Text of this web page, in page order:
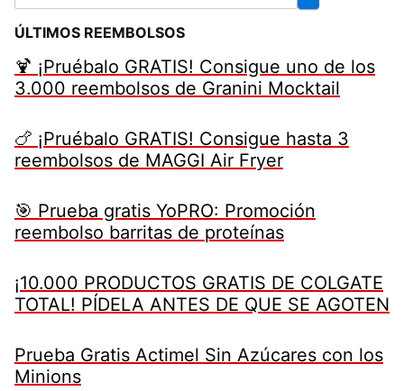
ÚLTIMOS REEMBOLSOS
🍹 ¡Pruébalo GRATIS! Consigue uno de los
3.000 reembolsos de Granini Mocktail
🍗 ¡Pruébalo GRATIS! Consigue hasta 3
reembolsos de MAGGI Air Fryer
🎯 Prueba gratis YoPRO: Promoción
reembolso barritas de proteínas
¡10.000 PRODUCTOS GRATIS DE COLGATE
TOTAL! PÍDELA ANTES DE QUE SE AGOTEN
Prueba Gratis Actimel Sin Azúcares con los
Minions